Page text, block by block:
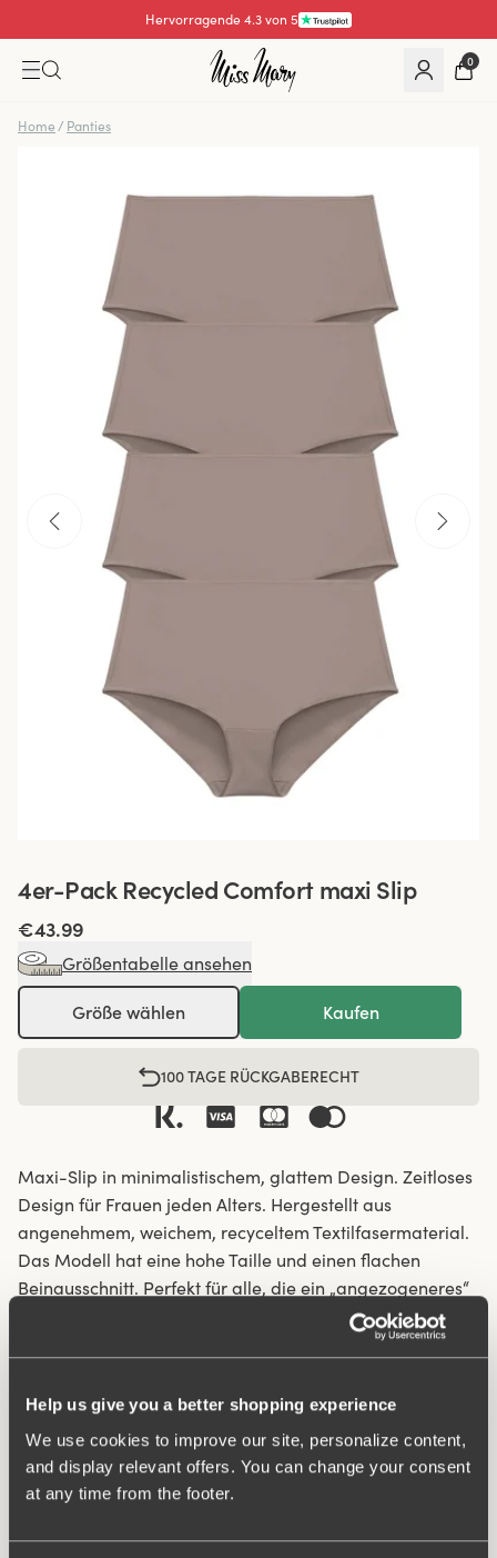
Help us give you a better shopping experience
We use cookies to improve our site, personalize content,
and display relevant offers. You can change your consent
at any time from the footer.
Hervorragende 4.3 von 5
0
Home / Panties
4er-Pack Recycled Comfort maxi Slip
€43.99
Größentabelle ansehen
Größe wählen Kaufen
100 TAGE RÜCKGABERECHT
Maxi-Slip in minimalistischem, glattem Design. Zeitloses
Design für Frauen jeden Alters. Hergestellt aus
angenehmem, weichem, recyceltem Textilfasermaterial.
Das Modell hat eine hohe Taille und einen flachen
Beinausschnitt. Perfekt für alle, die ein „angezogeneres“
Tragegefühl schätzen. Der Slip sitzt stabil, verliert nicht
seine Form und rutscht nicht herunter. Bietet den ganzen
sicher, dass die Kleidung gleitet und nicht am Slip
Beinabschluss sorgen dafür, dass der Slip nicht
einschneidet und unter der Kleidung kaum auffällt.
Seitennaht 16 cm in Größe 38/40. Baumwolleinlage im
Schritt.